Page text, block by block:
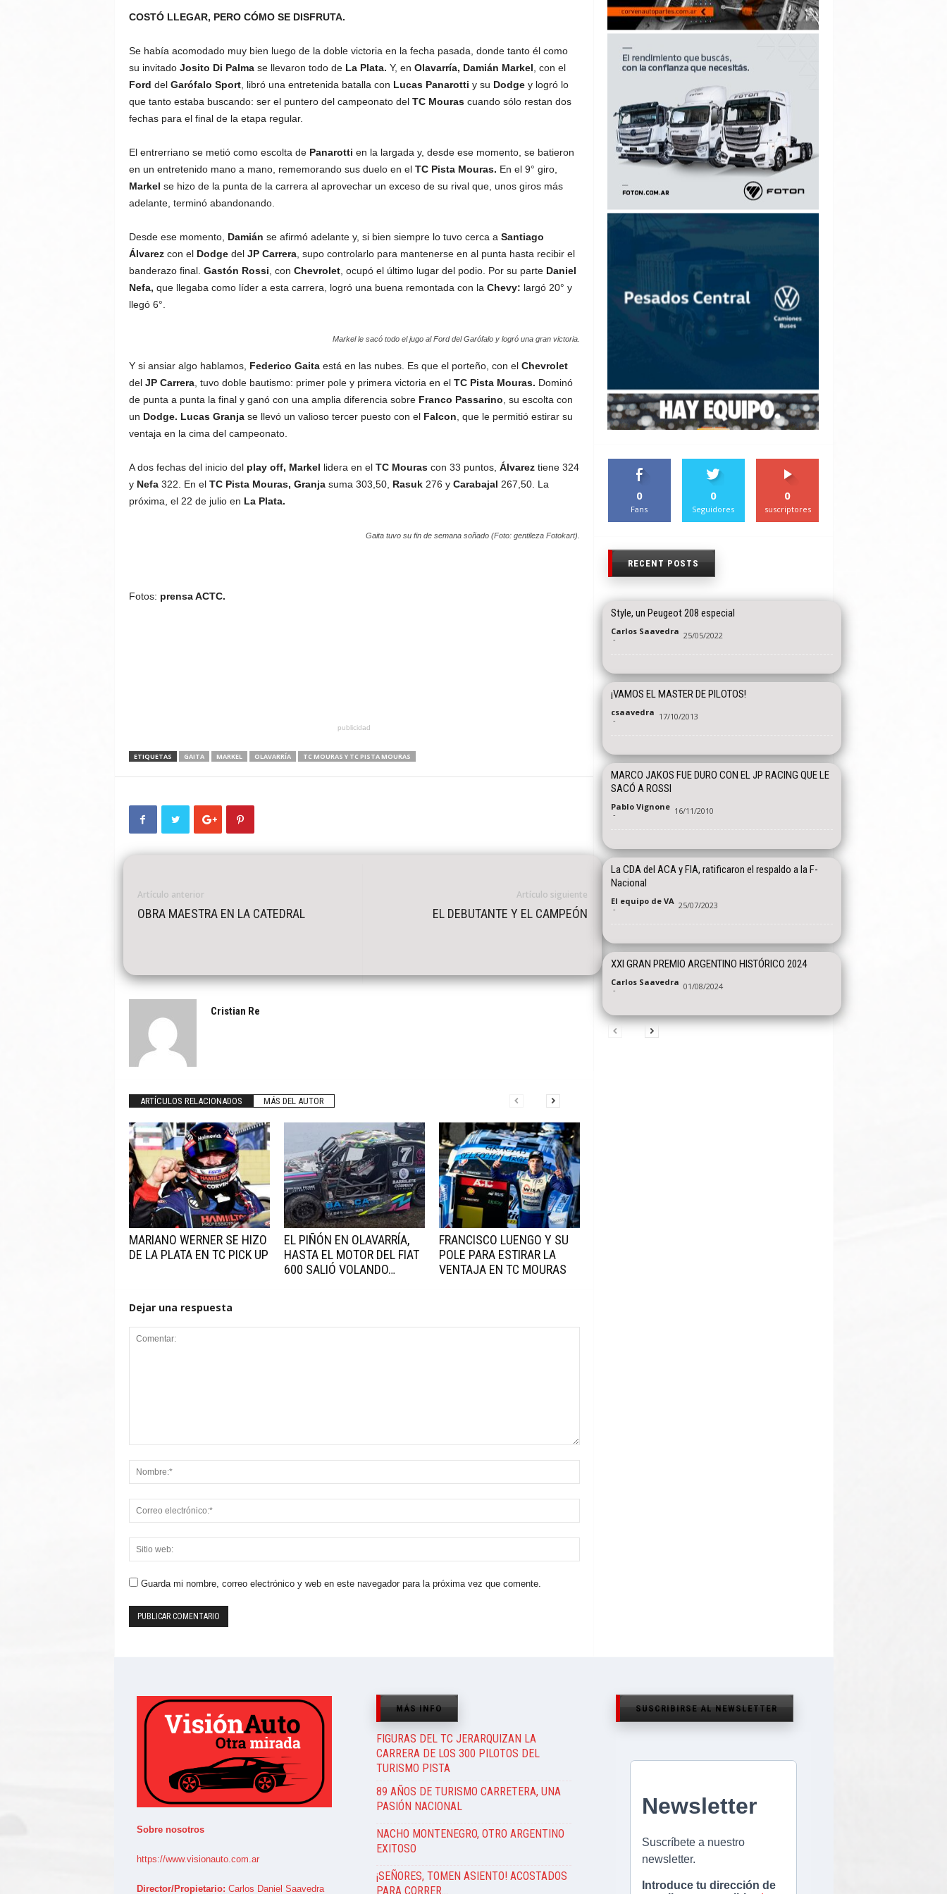
COSTÓ LLEGAR, PERO CÓMO SE DISFRUTA.
Se había acomodado muy bien luego de la doble victoria en la fecha pasada, donde tanto él como
su invitado Josito Di Palmase llevaron todo de La Plata. Y, en Olavarría, Damián Markel , con el
Ford del Garófalo Sport, libró una entretenida batalla con Lucas Panarotti y su Dodgey logró lo
que tanto estaba buscando: ser el puntero del campeonato delTC Mourascuando sólo restan dos
fechas para el final de la etapa regular.
El entrerriano se metió como escolta de Panarotti en la largada y, desde ese momento, se batieron
en un entretenido mano a mano, rememorando sus duelo en el TC Pista Mouras. En el 9° giro,
Markel se hizo de la punta de la carrera al aprovechar un exceso de su rival que, unos giros más
adelante, terminó abandonando.
Desde ese momento, Damián se afirmó adelante y, si bien siempre lo tuvo cerca a Santiago
Álvarezcon el Dodgedel JP Carrera, supo controlarlo para mantenerse en al punta hasta recibir el
banderazo final. Gastón Rossi , con Chevrolet, ocupó el último lugar del podio. Por su parte Daniel
Nefa, que llegaba como líder a esta carrera, logró una buena remontada con la Chevy: largó 20° y
llegó 6°.
Markel le sacó todo el jugo al Ford del Garófalo y logró una gran victoria.
Y si ansiar algo hablamos, Federico Gaitaestá en las nubes. Es que el porteño, con el Chevrolet
del JP Carrera, tuvo doble bautismo: primer pole y primera victoria en elTC Pista Mouras. Dominó
de punta a punta la final y ganó con una amplia diferencia sobre Franco Passarino , su escolta con
un Dodge. Lucas Granjase llevó un valioso tercer puesto con el Falcon , que le permitió estirar su
ventaja en la cima del campeonato.
A dos fechas del inicio del play off, Markel lidera en el TC Mourascon 33 puntos, Álvareztiene 324
y Nefa322. En el TC Pista Mouras, Granjasuma 303,50, Rasuk276 y Carabajal 267,50. La
próxima, el 22 de julio en La Plata.
Gaita tuvo su fin de semana soñado (Foto: gentileza Fotokart).
Fotos: prensa ACTC.
publicidad
ETIQUETAS GAITA MARKEL OLAVARRÍA TC MOURAS Y TC PISTA MOURAS
Artículo anterior
OBRA MAESTRA EN LA CATEDRAL
Artículo siguiente
EL DEBUTANTE Y EL CAMPEÓN
Cristian Re
ARTÍCULOS RELACIONADOS MÁS DEL AUTOR
MARIANO WERNER SE HIZO
DE LA PLATA EN TC PICK UP
EL PIÑÓN EN OLAVARRÍA,
HASTA EL MOTOR DEL FIAT
600 SALIÓ VOLANDO…
FRANCISCO LUENGO Y SU
POLE PARA ESTIRAR LA
VENTAJA EN TC MOURAS
Dejar una respuesta
Guarda mi nombre, correo electrónico y web en este navegador para la próxima vez que comente.
0
Fans
0
Seguidores
0
suscriptores
RECENT POSTS
Style, un Peugeot 208 especial
Carlos Saavedra
- 25/05/2022
¡VAMOS EL MASTER DE PILOTOS!
csaavedra
- 17/10/2013
MARCO JAKOS FUE DURO CON EL JP RACING QUE LE
SACÓ A ROSSI
Pablo Vignone
- 16/11/2010
La CDA del ACA y FIA, ratificaron el respaldo a la F-
Nacional
El equipo de VA
- 25/07/2023
XXI GRAN PREMIO ARGENTINO HISTÓRICO 2024
Carlos Saavedra
- 01/08/2024
Sobre nosotros
https://www.visionauto.com.ar
Director/Propietario: Carlos Daniel Saavedra
MÁS INFO
FIGURAS DEL TC JERARQUIZAN LA
CARRERA DE LOS 300 PILOTOS DEL
TURISMO PISTA
89 AÑOS DE TURISMO CARRETERA, UNA
PASIÓN NACIONAL
NACHO MONTENEGRO, OTRO ARGENTINO
EXITOSO
¡SEÑORES, TOMEN ASIENTO! ACOSTADOS
PARA CORRER…
SUSCRIBIRSE AL NEWSLETTER